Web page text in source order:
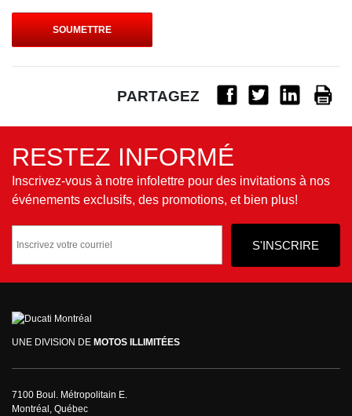
PARTAGEZ
RESTEZ INFORMÉ
Inscrivez-vous à notre infolettre pour des invitations à nos
événements exclusifs, des promotions, et bien plus!
UNE DIVISION DE MOTOS ILLIMITÉES
7100 Boul. Métropolitain E.
Montréal, Québec